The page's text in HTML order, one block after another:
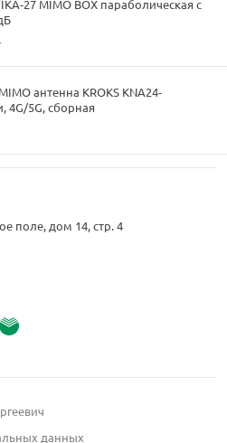
27 MIMO BOX параболическая с
антенна KROKS KNA24-
4G/5G, сборная
поле, дом 14, стр. 4
данных